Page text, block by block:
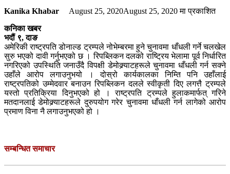
Kanika Khabar August 25, 2020August 25, 2020मा प्रकाशित
कनिका खबर
भदौं ९, दाङ
अमेरिकी राष्ट्रपति डोनाल्ड ट्रम्पले नोभेम्बरमा हुने चुनावमा धाँधली गर्ने चलखेल
सुरु भएको दावी गर्नुभएको छ । रिपब्लिकन दलको राष्ट्रिय भेलामा पूर्व निर्धारित
नगरिएको उपस्थिति जनाउँदै विपक्षी डेमोक्र्याटहरूले चुनावमा धाँधली गर्न सक्ने
उहाँले आरोप लगाउनुभयो । दोस्रो कार्यकालका निम्ति पनि उहाँलाई
राष्ट्रपतिको उम्मेदवार बनाउन रिपब्लिकन दलले स्वीकृती दिए लगत्तै ट्रम्पले
यस्तो प्रतिक्रिया दिनुभएको हो । राष्ट्रपति ट्रम्पले हुलाकमार्फत् गरिने
मतदानलाई डेमोक्र्याटहरूले दुरुपयोग गरेर चुनावमा धाँधली गर्न लागेको आरोप
प्रमाण विना नै लगाउनुभएको हो ।
सम्बन्धित समाचार